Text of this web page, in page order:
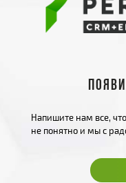
Напишите нам все,
не понятно и мы с